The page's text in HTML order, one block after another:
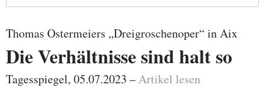
Thomas Ostermeiers „Dreigroschenoper“ in Aix
Die Verhältnisse sind halt so
Tagesspiegel, 05.07.2023 –Artikel lesen